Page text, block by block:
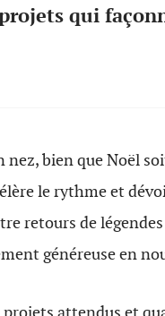
qui
bien que Noël
le rythme et
retours de
généreuse en